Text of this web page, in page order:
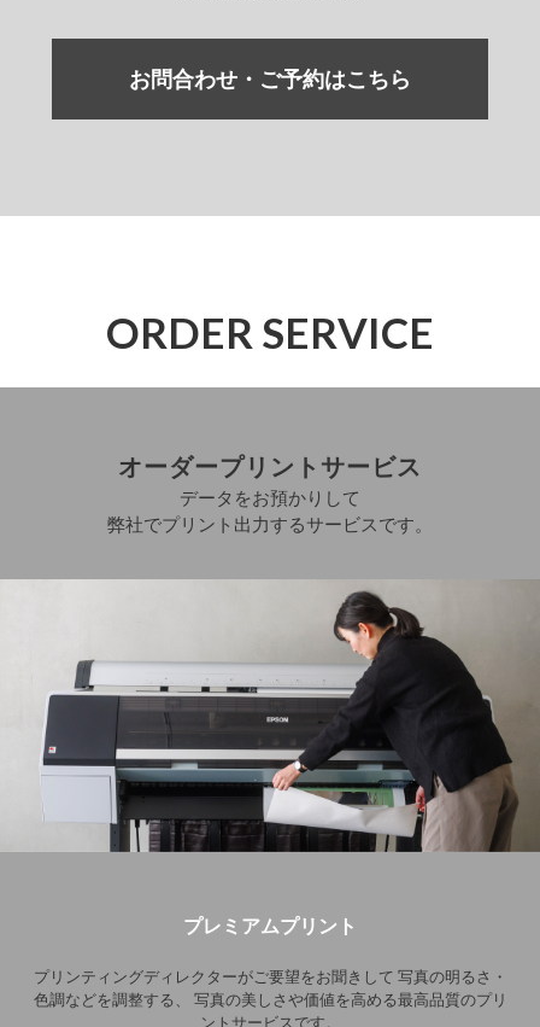
お問合わせ・ご予約はこちら
ORDER SERVICE
オーダープリントサービス
データをお預かりして
弊社でプリント出力するサービスです。
プレミアムプリント
プリンティングディレクターがご要望をお聞きして 写真の明るさ・
色調などを調整する、
写真の美しさや価値を高める最高品質のプリ
ントサービスです。